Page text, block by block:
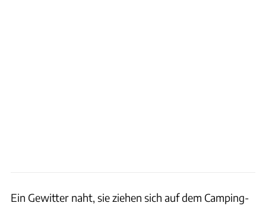
Ein Gewitter naht, sie ziehen sich auf dem Camping-